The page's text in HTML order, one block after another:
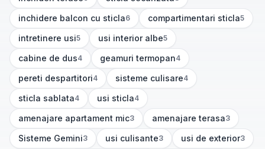
(9articole) (8articole)
inchidere balcon cu sticla
(6articole) 6 compartimentari sticla
(5articole) 5
intretinere usi
(5articole) 5 usi interior albe
(5articole) 5
cabine de dus
(4articole) 4 geamuri termopan
(4articole) 4
pereti despartitori
(4articole) 4 sisteme culisare
(4articole) 4
sticla sablata
(4articole) 4 usi sticla
(4articole)
4
amenajare apartament mic
(3articole) 3 amenajare terasa
(3articole) 3
Sisteme Gemini
(3articole) 3 usi culisante
(3articole) 3 usi de exterior
(3articole) 3